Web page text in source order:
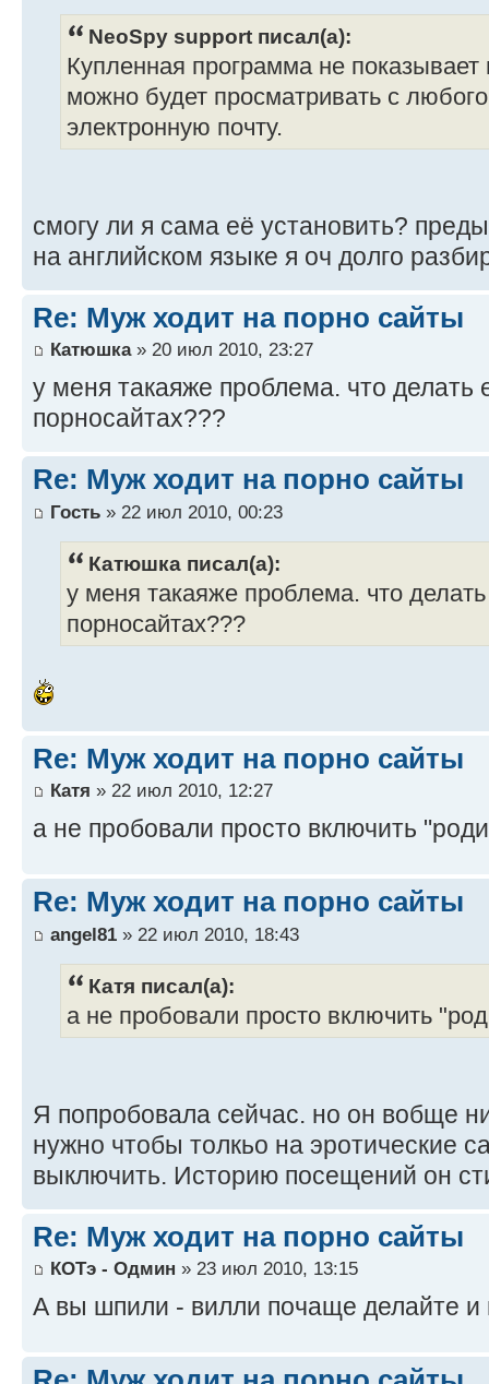
NeoSpy support писал(а):
Купленная программа не показывает
можно будет просматривать с
электронную почту.
смогу ли я сама её установить?
на английском языке я оч долго
Re: Муж ходит на порно сайты
Катюшка» 20 июл 2010, 23:27
у меня такаяже проблема. что делать
порносайтах???
Re: Муж ходит на порно сайты
Гость » 22 июл 2010, 00:23
Катюшка писал(а):
у меня такаяже проблема. что
порносайтах???
Re: Муж ходит на порно сайты
Катя » 22 июл 2010, 12:27
а не пробовали просто включить
Re: Муж ходит на порно сайты
angel81 » 22 июл 2010, 18:43
Катя писал(а):
а не пробовали просто включить
Я попробовала сейчас. но он вобще
нужно чтобы толкьо на эротические
выключить. Историю посещений он
Re: Муж ходит на порно сайты
КОТэ - Одмин » 23 июл 2010, 13:15
А вы шпили - вилли почаще делайте